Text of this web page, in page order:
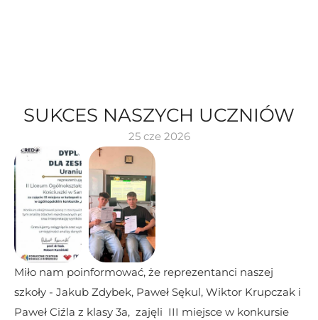
SUKCES NASZYCH UCZNIÓW
25 cze 2026
Miło nam poinformować, że reprezentanci naszej
szkoły - Jakub Zdybek, Paweł Sękul, Wiktor Krupczak i
Paweł Ciźla z klasy 3a,  zajęli  III miejsce w konkursie